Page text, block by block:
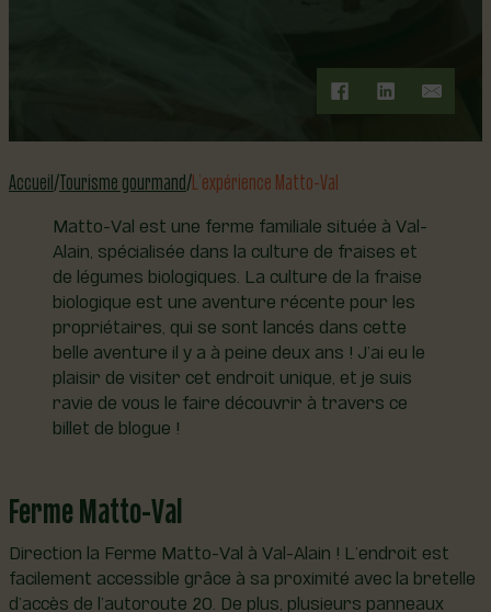
Accueil Tourisme gourmand L’expérience Matto-Val
Matto-Val est une ferme familiale située à Val-
Alain, spécialisée dans la culture de fraises et
de légumes biologiques. La culture de la fraise
biologique est une aventure récente pour les
propriétaires, qui se sont lancés dans cette
belle aventure il y a à peine deux ans ! J’ai eu le
plaisir de visiter cet endroit unique, et je suis
ravie de vous le faire découvrir à travers ce
billet de blogue !
Ferme Matto-Val
Direction la Ferme Matto-Val à Val-Alain ! L’endroit est
facilement accessible grâce à sa proximité avec la bretelle
d’accès de l’autoroute 20. De plus, plusieurs panneaux